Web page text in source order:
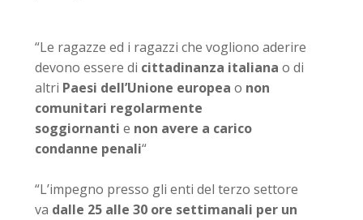
“Le ragazze ed i ragazzi che vogliono aderire
devono essere di cittadinanza italiana o di
altri Paesi dell’Unione europea o non
comunitari regolarmente
soggiornanti e non avere a carico
condanne penali“
“L’impegno presso gli enti del terzo settore
va dalle 25 alle 30 ore settimanali per un